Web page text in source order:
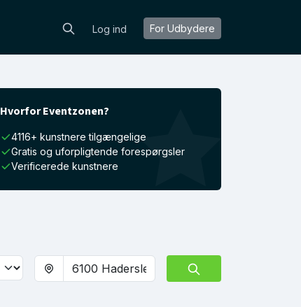
Log ind For Udbydere
Hvorfor Eventzonen?
4116+ kunstnere tilgængelige
Gratis og uforpligtende forespørgsler
Verificerede kunstnere